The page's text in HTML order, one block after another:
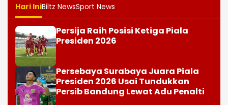
Hari IniBiltz NewsSport News
Persija Raih Posisi Ketiga Piala
Presiden 2026
Persebaya Surabaya Juara Piala
Presiden 2026 Usai Tundukkan
Persib Bandung Lewat Adu Penalti